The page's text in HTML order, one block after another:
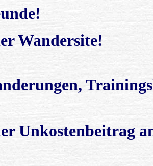
Wandersite!
Unkostenbeitrag